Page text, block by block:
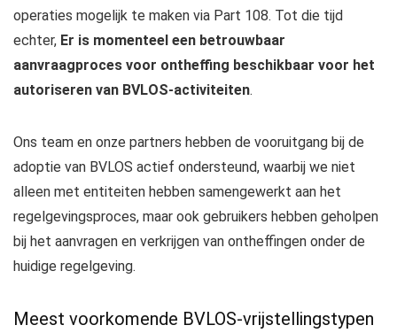
operaties mogelijk te maken via Part 108. Tot die tijd
echter, Er is momenteel een betrouwbaar
aanvraagproces voor ontheffing beschikbaar voor het
autoriseren van BVLOS-activiteiten.
Ons team en onze partners hebben de vooruitgang bij de
adoptie van BVLOS actief ondersteund, waarbij we niet
alleen met entiteiten hebben samengewerkt aan het
regelgevingsproces, maar ook gebruikers hebben geholpen
bij het aanvragen en verkrijgen van ontheffingen onder de
huidige regelgeving.
Meest voorkomende BVLOS-vrijstellingstypen